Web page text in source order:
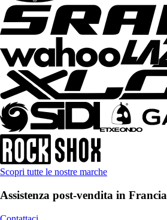
Scopri tutte le nostre marche
Assistenza post-vendita in Francia